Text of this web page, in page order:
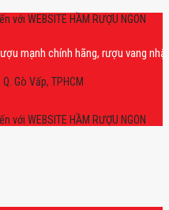
WEBSITE HẦM RƯỢU NGON
chính hãng, rượu vang nhập
Gò Vấp, TPHCM
WEBSITE HẦM RƯỢU NGON